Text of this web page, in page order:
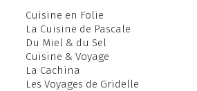
Cuisine en Folie
La Cuisine de Pascale
Du Miel & du Sel
Cuisine & Voyage
La Cachina
Les Voyages de Gridelle